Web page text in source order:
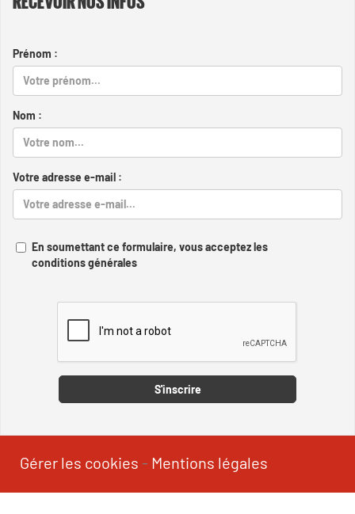
Prénom :
Nom :
Votre adresse e-mail :
En soumettant ce formulaire, vous acceptez les
conditions générales
S'inscrire
Gérer les cookies - Mentions légales